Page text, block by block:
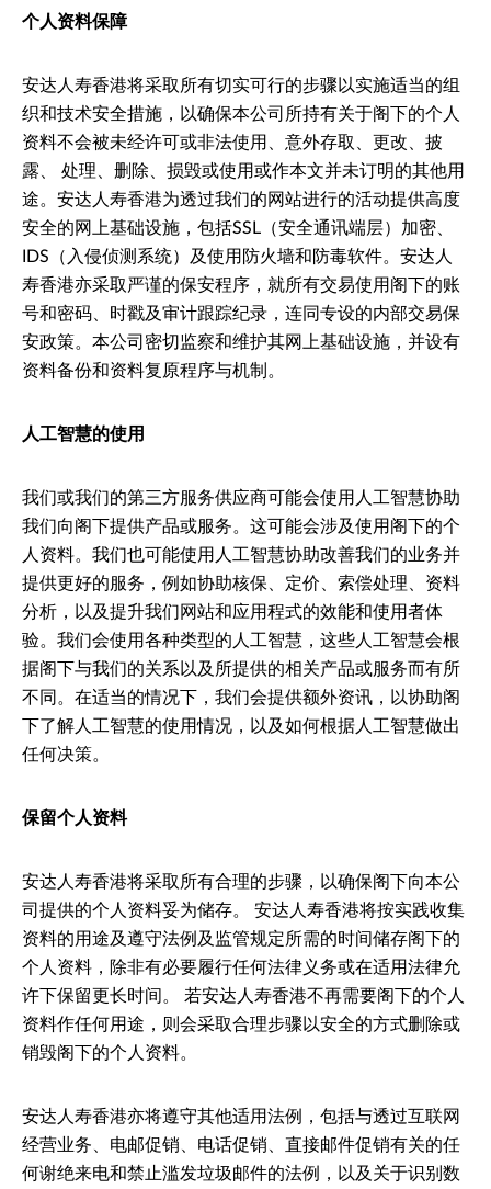
个人资料保障
安达人寿香港将采取所有切实可行的步骤以实施适当的组
织和技术安全措施，以确保本公司所持有关于阁下的个人
资料不会被未经许可或非法使用、意外存取、更改、披
露、 处理、删除、损毁或使用或作本文并未订明的其他用
途。安达人寿香港为透过我们的网站进行的活动提供高度
安全的网上基础设施，包括SSL（安全通讯端层）加密、
IDS（入侵侦测系统）及使用防火墙和防毒软件。安达人
寿香港亦采取严谨的保安程序，就所有交易使用阁下的账
号和密码、时戳及审计跟踪纪录，连同专设的内部交易保
安政策。本公司密切监察和维护其网上基础设施，并设有
资料备份和资料复原程序与机制。
人工智慧的使用
我们或我们的第三方服务供应商可能会使用人工智慧协助
我们向阁下提供产品或服务。这可能会涉及使用阁下的个
人资料。我们也可能使用人工智慧协助改善我们的业务并
提供更好的服务，例如协助核保、定价、索偿处理、资料
分析，以及提升我们网站和应用程式的效能和使用者体
验。我们会使用各种类型的人工智慧，这些人工智慧会根
据阁下与我们的关系以及所提供的相关产品或服务而有所
不同。在适当的情况下，我们会提供额外资讯，以协助阁
下了解人工智慧的使用情况，以及如何根据人工智慧做出
任何决策。
保留个人资料
安达人寿香港将采取所有合理的步骤，以确保阁下向本公
司提供的个人资料妥为储存。 安达人寿香港将按实践收集
资料的用途及遵守法例及监管规定所需的时间储存阁下的
个人资料，除非有必要履行任何法律义务或在适用法律允
许下保留更长时间。 若安达人寿香港不再需要阁下的个人
资料作任何用途，则会采取合理步骤以安全的方式删除或
销毁阁下的个人资料。
安达人寿香港亦将遵守其他适用法例，包括与透过互联网
经营业务、电邮促销、电话促销、直接邮件促销有关的任
何谢绝来电和禁止滥发垃圾邮件的法例，以及关于识别数